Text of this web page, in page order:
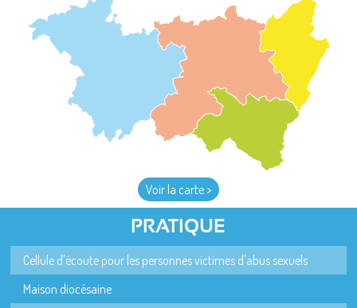
Voir la carte >
PRATIQUE
Cellule d'écoute pour les personnes victimes d'abus sexuels
Maison diocésaine